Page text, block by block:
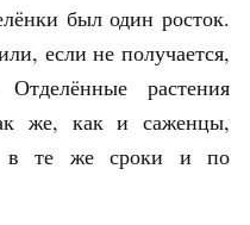
был один росток.
если не получается,
растения
же, как и саженцы,
в те же сроки и по